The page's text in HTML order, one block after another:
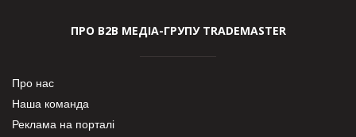
ПРО В2В МЕДІА-ГРУПУ TRADEMASTER
Про нас
Наша команда
Реклама на порталі